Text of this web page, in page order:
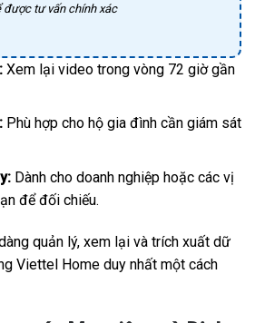
được tư vấn chính xác
Xem lại video trong vòng 72 giờ gần
Phù hợp cho hộ gia đình cần giám sát
Dành cho doanh nghiệp hoặc các vị
để đối chiếu.
quản lý, xem lại và trích xuất dữ
Viettel Home duy nhất một cách